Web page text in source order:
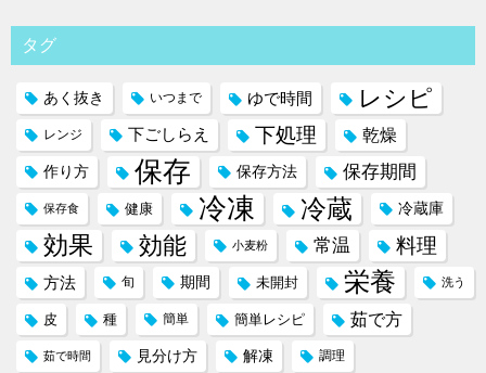
タグ
あく抜き いつまで ゆで時間 レシピ
レンジ 下ごしらえ 下処理 乾燥
作り方 保存 保存方法 保存期間
保存食 健康 冷凍 冷蔵 冷蔵庫
効果 効能 小麦粉 常温 料理
方法 旬 期間 未開封 栄養 洗う
皮 種 簡単 簡単レシピ 茹で方
茹で時間 見分け方 解凍 調理